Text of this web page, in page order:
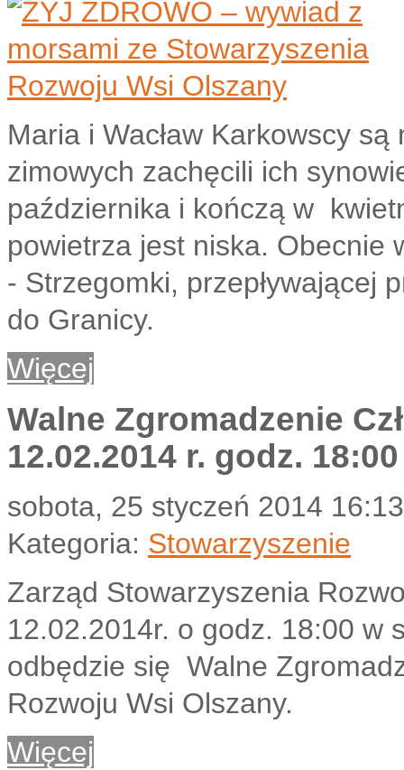
Maria i Wacław Karkowscy
zimowych zachęcili ich
października i kończą w
powietrza jest niska. Obecnie
- Strzegomki, przepływającej
do Granicy.
Więcej
Walne Zgromadzenie
12.02.2014 r. godz. 18:00
sobota, 25 styczeń 2014 16:13
Kategoria: Stowarzyszenie
Zarząd Stowarzyszenia
12.02.2014r. o godz. 18:00 w
odbędzie się Walne
Rozwoju Wsi Olszany.
Więcej